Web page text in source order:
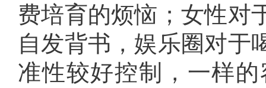
费培育的烦恼；女性对
自发背书，娱乐圈对于
准性较好控制，一样